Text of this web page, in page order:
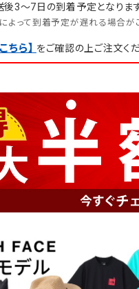
3～7日の到着予定となります
って到着予定が遅れる場合がご
こちら】 をご確認の上ご注文く